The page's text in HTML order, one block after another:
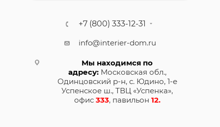
+7 (800) 333-12-31
info@interier-dom.ru
Мы находимся по
адресу:Московская обл.,
Одинцовский р-н, с. Юдино, 1-е
Успенское ш., ТВЦ «Успенка»,
офис 333, павильон 12.